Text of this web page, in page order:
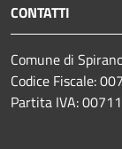
CONTATTI
Comune di
Codice Fiscale:
Partita IVA: